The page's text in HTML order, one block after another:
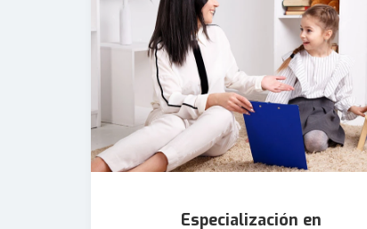
Especialización en